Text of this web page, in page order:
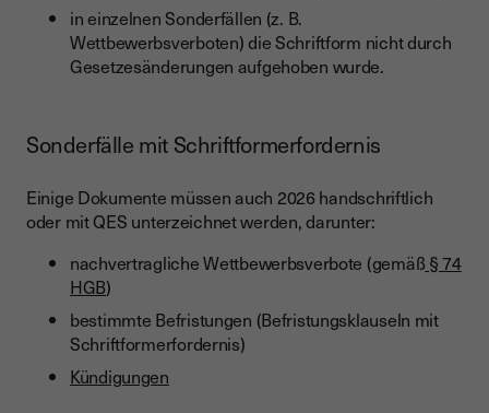
in einzelnen Sonderfällen (z. B.
Wettbewerbsverboten) die Schriftform nicht durch
Gesetzesänderungen aufgehoben wurde.
Sonderfälle mit Schriftformerfordernis
Einige Dokumente müssen auch 2026 handschriftlich
oder mit QES unterzeichnet werden, darunter:
nachvertragliche Wettbewerbsverbote (gemäß § 74
HGB)
bestimmte Befristungen (Befristungsklauseln mit
Schriftformerfordernis)
Kündigungen